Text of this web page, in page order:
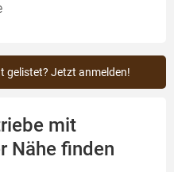
gelistet? Jetzt anmelden!
mit
Nähe finden